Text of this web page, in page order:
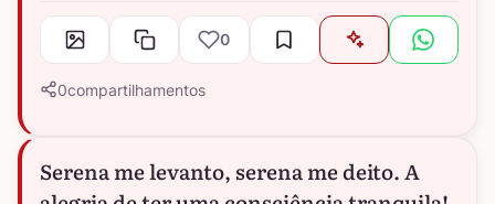
0
0compartilhamentos
Serena me levanto, serena me deito. A